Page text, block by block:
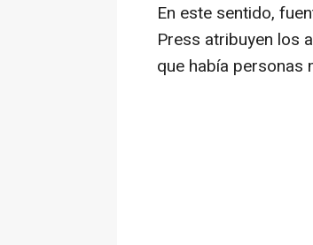
En este sentido,
Press atribuyen los
que había personas